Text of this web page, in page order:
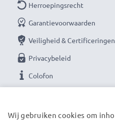
Herroepingsrecht
Garantievoorwaarden
Veiligheid & Certificeringen
Privacybeleid
Colofon
Wij gebruiken cookies om